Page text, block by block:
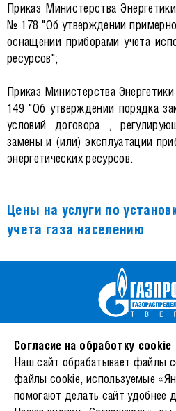
Приказ Министерства
№ 178 "Об утверждении
оснащении приборами учета
ресурсов";
Приказ Министерства
149 "Об утверждении порядка
условий договора ,
замены и (или) эксплуатации
энергетических ресурсов.
Цены на услуги по
учета газа населению
© 2026 АО «Газпром
Режим
Пн-Чт: 8:30-17:30, Пт: 8:30-
Сб-Вс -
Согласие на обработку cookie
Наш сайт обрабатывает файлы
файлы cookie, используемые
помогают делать сайт удобнее